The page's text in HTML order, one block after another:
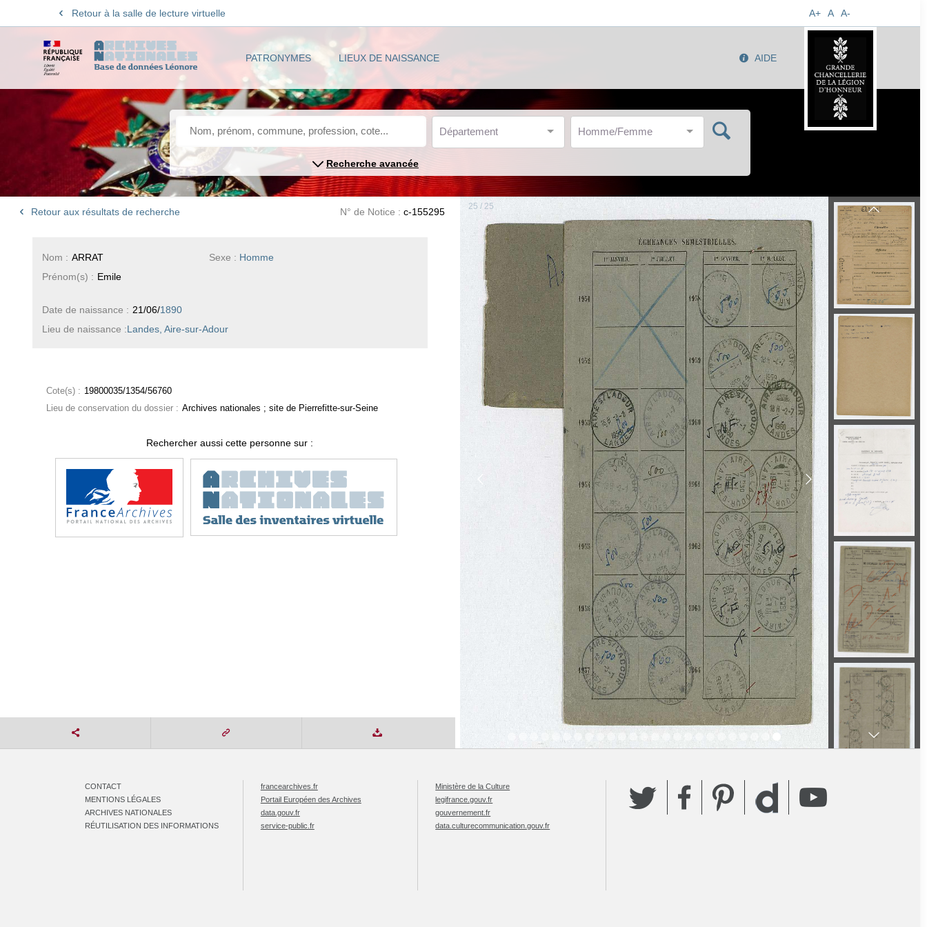
Retour à la salle de lecture virtuelle A+ A A-
PATRONYMES LIEUX DE NAISSANCE AIDE
Département Homme/Femme
Recherche avancée
Retour aux résultats de recherche N° de Notice :c-155295
Sexe : Homme
Nom : ARRAT
Prénom(s) : Emile
Date de naissance : 21/06/1890
Lieu de naissance :Landes, Aire-sur-Adour
Cote(s) : 19800035/1354/56760
Lieu de conservation du dossier : Archives nationales ; site de Pierrefitte-sur-Seine
Rechercher aussi cette personne sur :
25 / 25
CONTACT
MENTIONS LÉGALES
ARCHIVES NATIONALES
RÉUTILISATION DES INFORMATIONS
francearchives.fr
Portail Européen des Archives
data.gouv.fr
service-public.fr
Ministère de la Culture
legifrance.gouv.fr
gouvernement.fr
data.culturecommunication.gouv.fr